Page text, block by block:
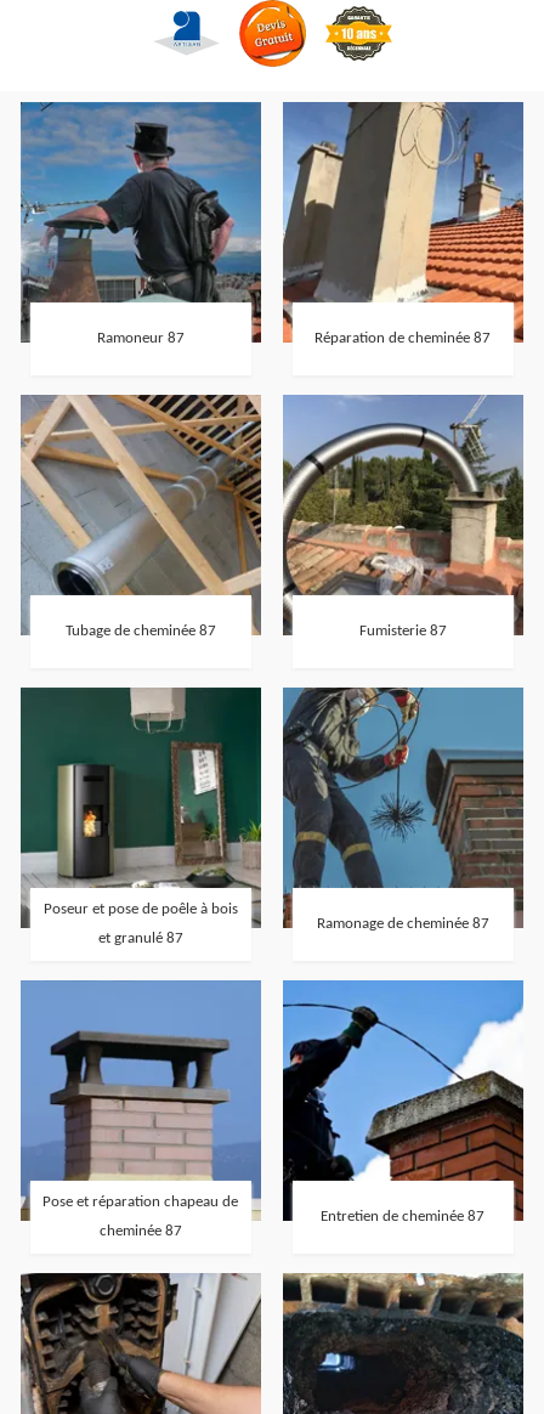
Ramoneur 87 Réparation de cheminée 87
Tubage de cheminée 87 Fumisterie 87
Poseur et pose de poêle à bois
et granulé 87
Ramonage de cheminée 87
Pose et réparation chapeau de
cheminée 87
Entretien de cheminée 87